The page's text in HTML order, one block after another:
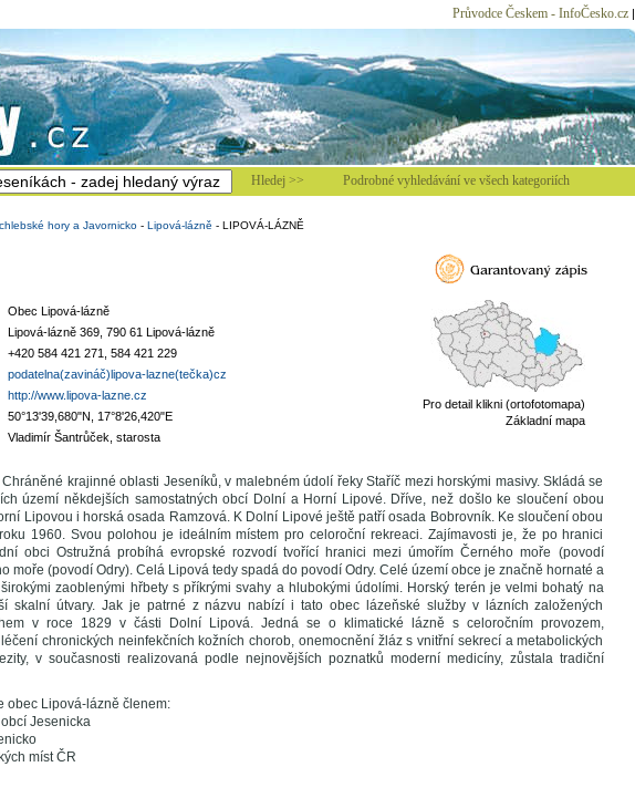
Průvodce Českem - InfoČesko.cz|
Hledej >> Podrobné vyhledávání ve všech kategoriích
hory a Javornicko- Lipová-lázně - LIPOVÁ-LÁZNĚ
Obec Lipová-lázně
Lipová-lázně 369, 790 61 Lipová-lázně
+420 584 421 271, 584 421 229
podatelna(zavináč)lipova-lazne(tečka)cz
http://www.lipova-lazne.cz
50°13'39,680"N, 17°8'26,420"E
Vladimír Šantrůček, starosta
Pro detail klikni (ortofotomapa)
Základní mapa
krajinné oblasti Jeseníků, v malebném údolí řeky Staříč mezi horskými masivy. Skládá se
území někdejších samostatných obcí Dolní a Horní Lipové. Dříve, než došlo ke sloučení obou
Lipovou i horská osada Ramzová. K Dolní Lipové ještě patří osada Bobrovník. Ke sloučení obou
1960. Svou polohou je ideálním místem pro celoroční rekreaci. Zajímavosti je, že po hranici
obci Ostružná probíhá evropské rozvodí tvořící hranici mezi úmořím Černého moře (povodí
moře (povodí Odry). Celá Lipová tedy spadá do povodí Odry. Celé území obce je značně hornaté a
zaoblenými hřbety s příkrými svahy a hlubokými údolími. Horský terén je velmi bohatý na
skalní útvary. Jak je patrné z názvu nabízí i tato obec lázeňské služby v lázních založených
v roce 1829 v části Dolní Lipová. Jedná se o klimatické lázně s celoročním provozem,
chronických neinfekčních kožních chorob, onemocnění žláz s vnitřní sekrecí a metabolických
v současnosti realizovaná podle nejnovějších poznatků moderní medicíny, zůstala tradiční
obec Lipová-lázně členem:
Jesenicka
míst ČR